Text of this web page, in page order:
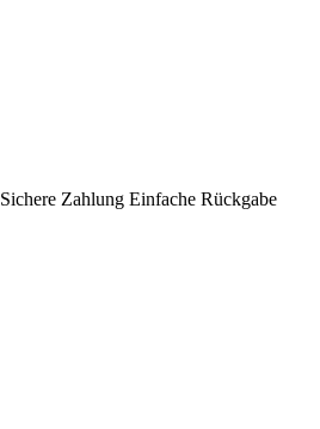
Sichere Zahlung Einfache Rückgabe